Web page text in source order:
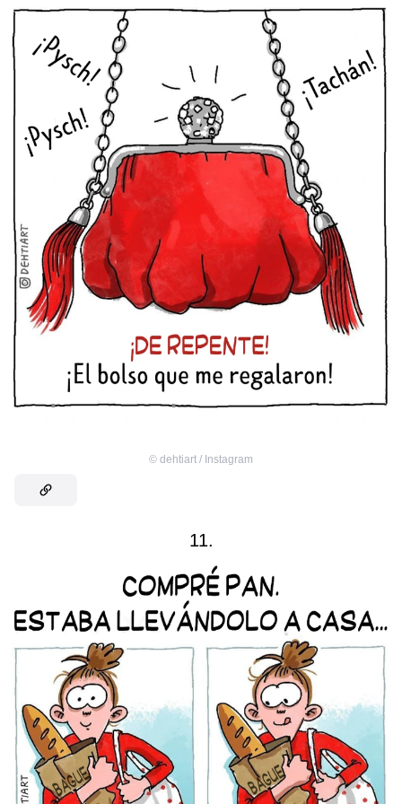
© dehtiart / Instagram
11.